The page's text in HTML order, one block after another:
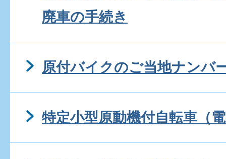
廃車の手続き
原付バイクのご当地ナンバ
特定小型原動機付自転車（